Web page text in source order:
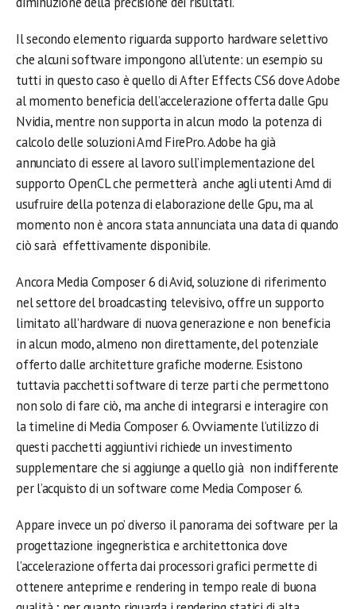
Il secondo elemento riguarda supporto hardware selettivo
che alcuni software impongono all’utente: un esempio su
tutti in questo caso è quello di After Effects CS6 dove Adobe
al momento beneficia dell’accelerazione offerta dalle Gpu
Nvidia, mentre non supporta in alcun modo la potenza di
calcolo delle soluzioni Amd FirePro. Adobe ha già
annunciato di essere al lavoro sull’implementazione del
supporto OpenCL che permetterà anche agli utenti Amd di
usufruire della potenza di elaborazione delle Gpu, ma al
momento non è ancora stata annunciata una data di quando
ciò sarà effettivamente disponibile.
Ancora Media Composer 6 di Avid, soluzione di riferimento
nel settore del broadcasting televisivo, offre un supporto
limitato all’hardware di nuova generazione e non beneficia
in alcun modo, almeno non direttamente, del potenziale
offerto dalle architetture grafiche moderne. Esistono
tuttavia pacchetti software di terze parti che permettono
non solo di fare ciò, ma anche di integrarsi e interagire con
la timeline di Media Composer 6. Ovviamente l’utilizzo di
questi pacchetti aggiuntivi richiede un investimento
supplementare che si aggiunge a quello già non indifferente
per l’acquisto di un software come Media Composer 6.
Appare invece un po’ diverso il panorama dei software per la
progettazione ingegneristica e architettonica dove
l’accelerazione offerta dai processori grafici permette di
ottenere anteprime e rendering in tempo reale di buona